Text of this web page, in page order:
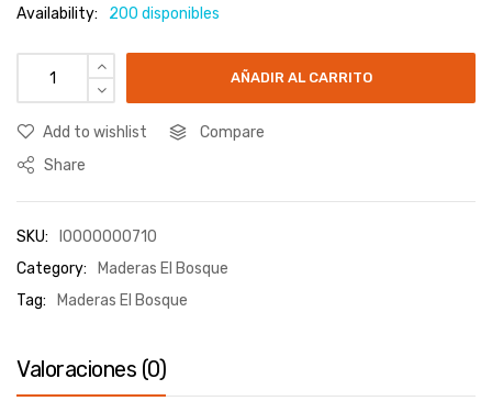
Availability: 200 disponibles
AÑADIR AL CARRITO
Add to wishlist
Compare
Share
SKU:
I0000000710
Category:
Maderas El Bosque
Tag:
Maderas El Bosque
Valoraciones (0)